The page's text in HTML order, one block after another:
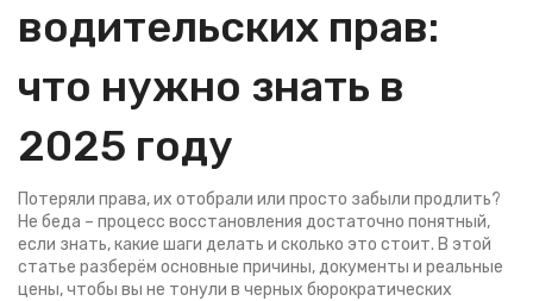
водительских прав:
что нужно знать в
2025 году
Потеряли права, их отобрали или просто забыли продлить?
Не беда – процесс восстановления достаточно понятный,
если знать, какие шаги делать и сколько это стоит. В этой
статье разберём основные причины, документы и реальные
цены, чтобы вы не тонули в черных бюрократических